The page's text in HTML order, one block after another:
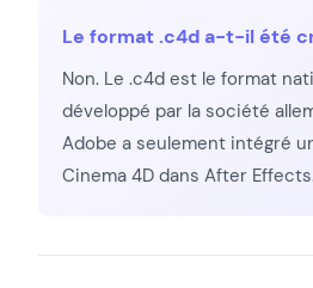
Le format .c4d a-t-il été
Non. Le .c4d est le format
développé par la société
Adobe a seulement intégré
Cinema 4D dans After